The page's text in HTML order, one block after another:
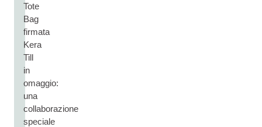
Tote
Bag
firmata
Kera
Till
in
omaggio:
una
collaborazione
speciale